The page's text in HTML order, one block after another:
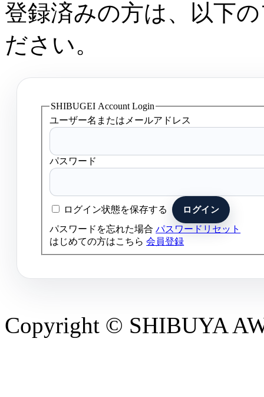
登録済みの方は、以下
ださい。
SHIBUGEI Account Login
ユーザー名またはメールアドレス
パスワード
ログイン状態を保存する
パスワードを忘れた場合パスワードリセット
はじめての方はこちら会員登録
Copyright © SHIBUYA